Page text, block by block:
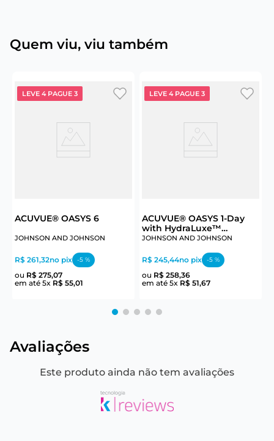
Quem viu, viu também
LEVE 4 PAGUE 3
ACUVUE® OASYS 6
JOHNSON AND JOHNSON
R$ 261,32no pix -5 %
ou R$ 275,07
em até 5x R$ 55,01
LEVE 4 PAGUE 3
ACUVUE® OASYS 1-Day
with HydraLuxe™
Technology 30
JOHNSON AND JOHNSON
R$ 245,44no pix -5 %
ou R$ 258,36
em até 5x R$ 51,67
Avaliações
Este produto ainda não tem avaliações